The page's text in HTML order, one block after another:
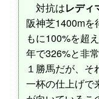
対抗はレディ
阪神芝1400mを
もに100%を超
年で326%と非
１勝馬だが、
一杯の仕上げで